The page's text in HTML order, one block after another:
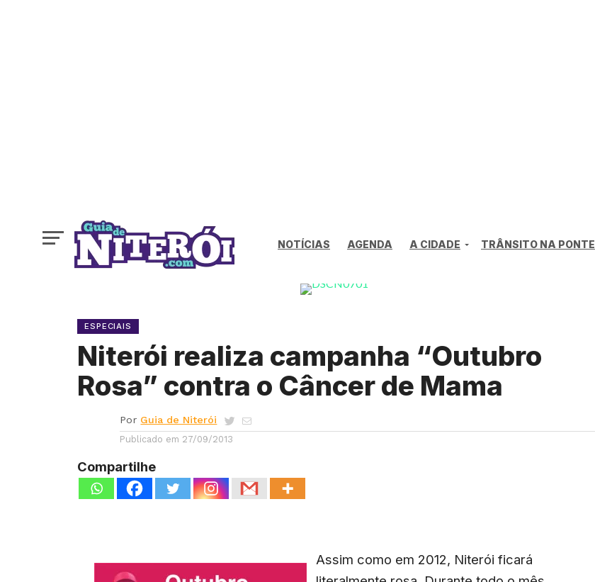
NOTÍCIAS AGENDA A CIDADE TRÂNSITO NA PONTE
ESPECIAIS
Niterói realiza campanha “Outubro
Rosa” contra o Câncer de Mama
Por Guia de Niterói
Publicado em 27/09/2013
Compartilhe
Assim como em 2012, Niterói ficará